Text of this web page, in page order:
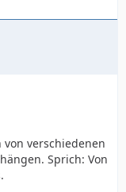
verschiedenen
Sprich: Von